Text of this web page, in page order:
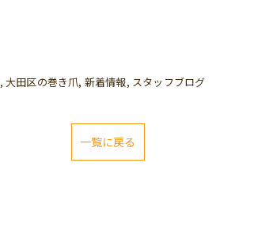
大田区の巻き爪 新着情報 スタッフブログ
一覧に戻る